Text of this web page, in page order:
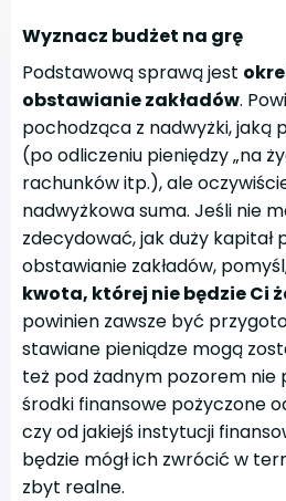
Wyznacz budżet na grę
Podstawową sprawą jest
obstawianie zakładów.
pochodząca z nadwyżki, jaką
(po odliczeniu pieniędzy „na
rachunków itp.), ale
nadwyżkowa suma. Jeśli nie
zdecydować, jak duży kapitał
obstawianie zakładów,
kwota, której nie będzie Ci
powinien zawsze być
stawiane pieniądze mogą
też pod żadnym pozorem nie
środki finansowe pożyczone
czy od jakiejś instytucji
będzie mógł ich zwrócić w
zbyt realne.